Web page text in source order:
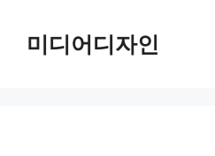
미디어디자인